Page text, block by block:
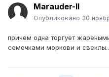
Marauder-II
Опубликовано 30
причем одна торгует
семечками моркови и